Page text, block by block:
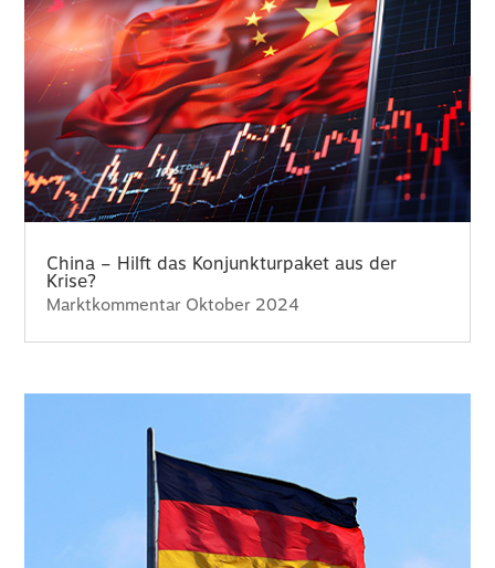
China – Hilft das Konjunkturpaket aus der
Krise?
Marktkommentar Oktober 2024